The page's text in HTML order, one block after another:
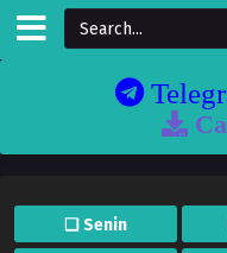
❏ Senin